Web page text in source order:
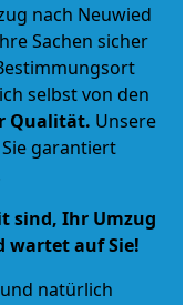
nach Neuwied
Sachen sicher
selbst von den
Qualität. Unsere
garantiert
sind, Ihr Umzug
wartet auf Sie!
natürlich